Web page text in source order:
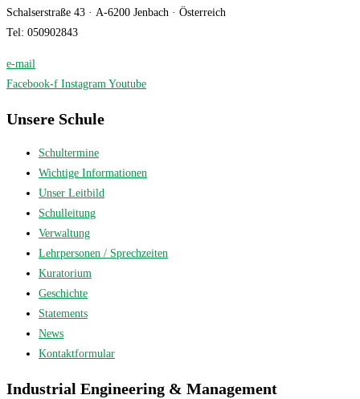
Schalserstraße 43 · A-6200 Jenbach · Österreich
Tel: 050902843
e-mail
Facebook-f Instagram Youtube
Unsere Schule
Schultermine
Wichtige Informationen
Unser Leitbild
Schulleitung
Verwaltung
Lehrpersonen / Sprechzeiten
Kuratorium
Geschichte
Statements
News
Kontaktformular
Industrial Engineering & Management